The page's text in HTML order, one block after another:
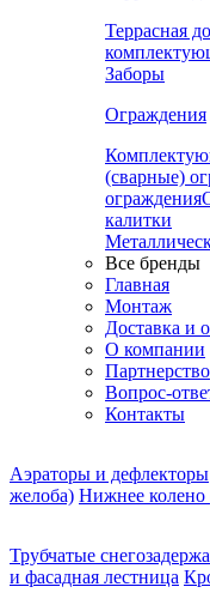
Террасная
Заборы
Ограждения
(сварные)
ограждения
калитки
Все бренды
Главная
Монтаж
Доставка и
О компании
Партнерство
Вопрос-
Контакты
Аэраторы и дефлекторы
желоба) Нижнее колено
Трубчатые
и фасадная лестница